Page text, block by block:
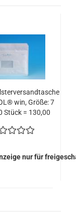
win, Größe: 7
Stück = 130,00
nur für